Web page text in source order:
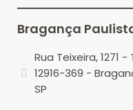
Bragança
Rua Teixeira, 1271
12916-369 -
SP